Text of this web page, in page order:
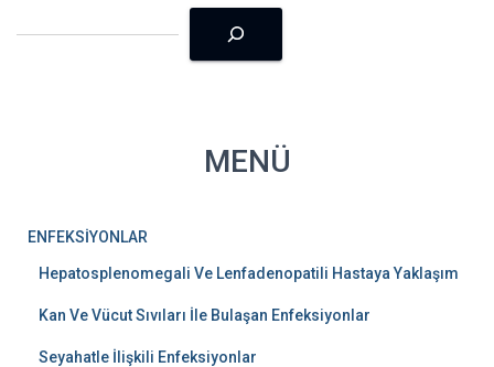
MENÜ
ENFEKSİYONLAR
Hepatosplenomegali Ve Lenfadenopatili Hastaya Yaklaşım
Kan Ve Vücut Sıvıları İle Bulaşan Enfeksiyonlar
Seyahatle İlişkili Enfeksiyonlar